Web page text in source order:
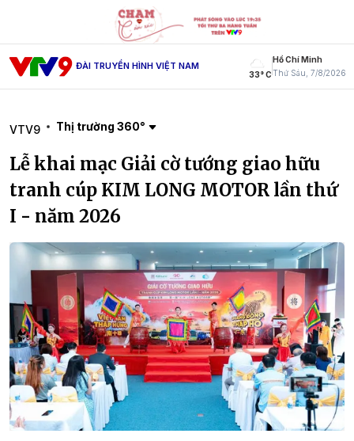
ĐÀI TRUYỀN HÌNH VIỆT NAM
33° C
Hồ Chí Minh
Thứ Sáu, 7/8/2026
VTV9 Thị trường 360°
Lễ khai mạc Giải cờ tướng giao hữu
tranh cúp KIM LONG MOTOR lần thứ
I - năm 2026